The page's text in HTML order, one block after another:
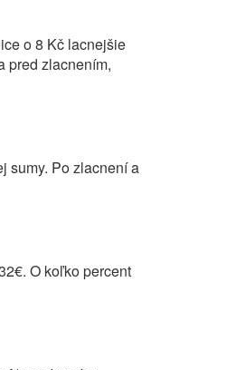
o 8 Kč lacnejšie
pred zlacnením,
sumy. Po zlacnení a
O koľko percent